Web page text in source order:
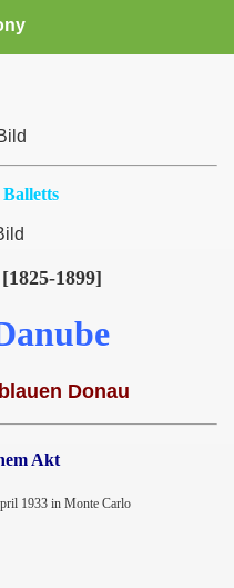
1899]
Donau
Akt
1933 in Monte Carlo